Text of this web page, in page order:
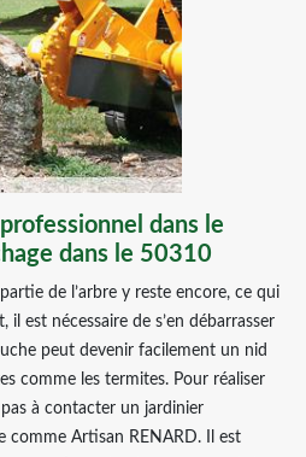
dans le
dans le 50310
de l’arbre y reste encore, ce qui
il est nécessaire de s’en débarrasser
peut devenir facilement un nid
comme les termites. Pour réaliser
à contacter un jardinier
comme Artisan RENARD. Il est